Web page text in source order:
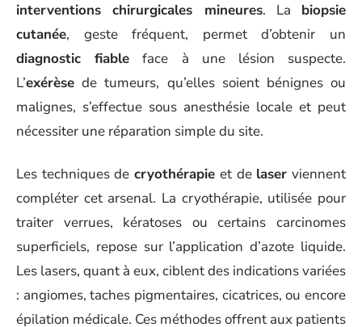
interventions chirurgicales mineures. La biopsie
cutanée, geste fréquent, permet d’obtenir un
diagnostic fiable face à une lésion suspecte.
L’exérèse de tumeurs, qu’elles soient bénignes ou
malignes, s’effectue sous anesthésie locale et peut
nécessiter une réparation simple du site.
Les techniques decryothérapie et de laser viennent
compléter cet arsenal. La cryothérapie, utilisée pour
traiter verrues, kératoses ou certains carcinomes
superficiels, repose sur l’application d’azote liquide.
Les lasers, quant à eux, ciblent des indications variées
: angiomes, taches pigmentaires, cicatrices, ou encore
épilation médicale. Ces méthodes offrent aux patients